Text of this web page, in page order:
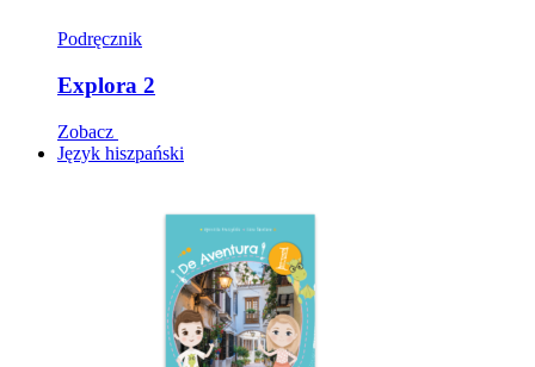
Podręcznik
Explora 2
Zobacz
Język hiszpański